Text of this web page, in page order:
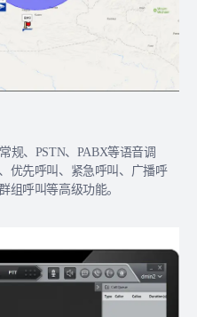
规、PSTN、PABX等语音调
优先呼叫、紧急呼叫、广播呼
组呼叫等高级功能。